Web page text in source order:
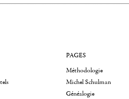
PAGES
Méthodologie
Michel Schulman
Généalogie